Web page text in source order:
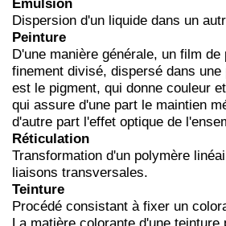
Emulsion
Dispersion d'un liquide dans un
Peinture
D'une manière générale, un film
finement divisé, dispersé dans
est le pigment, qui donne couleur
qui assure d'une part le maintien
d'autre part l'effet optique de
Réticulation
Transformation d'un polymère
liaisons transversales.
Teinture
Procédé consistant à fixer un
La matière colorante d'une